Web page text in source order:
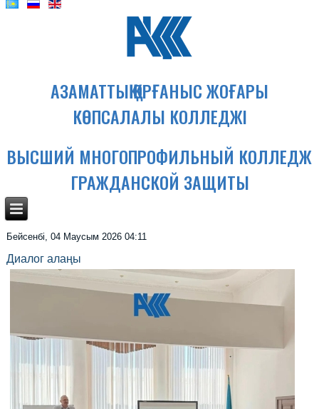
АЗАМАТТЫҚ ҚОРҒАНЫС ЖОҒАРЫ
КӨПСАЛАЛЫ КОЛЛЕДЖІ
ВЫСШИЙ МНОГОПРОФИЛЬНЫЙ КОЛЛЕДЖ
ГРАЖДАНСКОЙ ЗАЩИТЫ
Бейсенбі, 04 Маусым 2026 04:11
Диалог алаңы